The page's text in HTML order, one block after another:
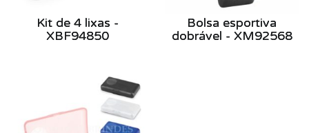
Kit de 4 lixas -
XBF94850
Bolsa esportiva
dobrável - XM92568